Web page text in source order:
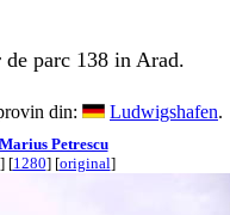
parc 138 in Arad.
din:
Ludwigshafen.
Marius Petrescu
] [1280] [original]